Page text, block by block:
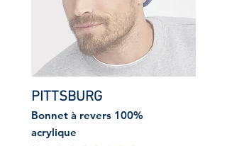
PITTSBURG
Bonnet à revers 100%
acrylique